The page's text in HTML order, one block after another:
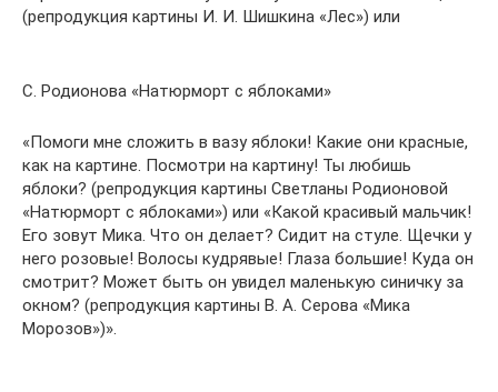
(репродукция картины И. И. Шишкина «Лес») или
С. Родионова «Натюрморт с яблоками»
«Помоги мне сложить в вазу яблоки! Какие они красные,
как на картине. Посмотри на картину! Ты любишь
яблоки? (репродукция картины Светланы Родионовой
«Натюрморт с яблоками») или «Какой красивый мальчик!
Его зовут Мика. Что он делает? Сидит на стуле. Щечки у
него розовые! Волосы кудрявые! Глаза большие! Куда он
смотрит? Может быть он увидел маленькую синичку за
окном? (репродукция картины В. А. Серова «Мика
Морозов»)».